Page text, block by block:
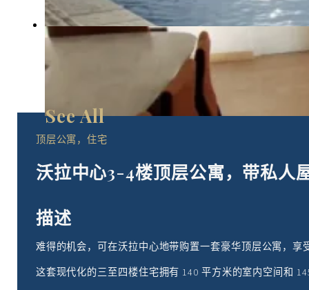
顶层公寓，住宅
沃拉中心3-4楼顶层公寓，带私人
描述
难得的机会，可在沃拉中心地带购置一套豪华顶层公寓，
这套现代化的三至四楼住宅拥有 140 平方米的室内空间和